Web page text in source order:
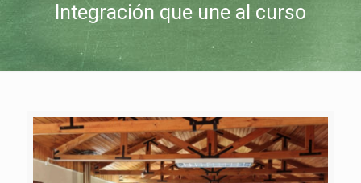
Integración que une al curso